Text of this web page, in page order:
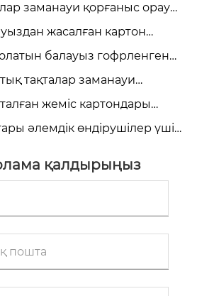
заманауи қорғаныс орау
ме?
жасалған картон
ол заманауи қаптама үшін
балауыз гофрленген
не?
тақталар заманауи
жеміс картондары
ең жақсы таңдау?
әлемдік өндірушілер үшін
қалдырыңыз